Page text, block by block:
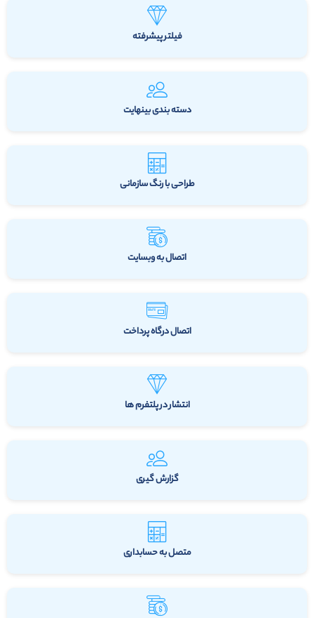
فیلتر پیشرفته
دسته بندی بینهایت
طراحی با رنگ سازمانی
اتصال به وبسایت
اتصال درگاه پرداخت
انتشار در پلتفرم ها
گزارش گیری
متصل به حسابداری